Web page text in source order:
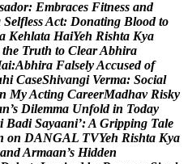
sador: Embraces Fitness and
SelflessAct: Donating Blood to
a Kehlata HaiYeh Rishta Kya
the Truth to ClearAbhira
ai:Abhira FalselyAccused of
hi CaseShivangi Verma: Social
n MyActing CareerMadhav Risky
n’s Dilemma Unfold in Today
i Badi Sayaani’:A Gripping Tale
on DANGAL TVYeh Rishta Kya
andArmaan’s Hidden